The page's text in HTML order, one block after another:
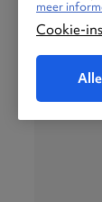
Shete
meer
Cookie-